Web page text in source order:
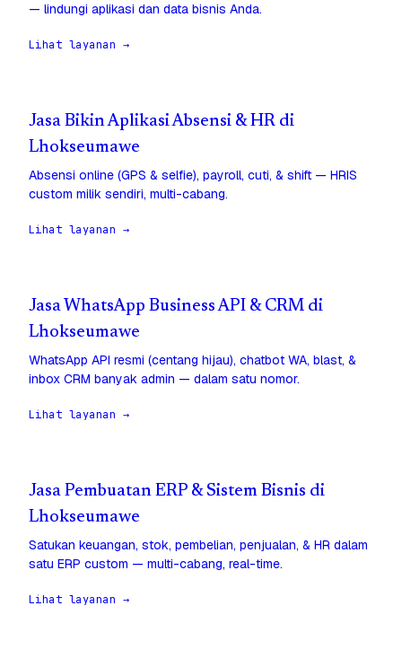
— lindungi aplikasi dan data bisnis Anda.
Lihat layanan →
Jasa Bikin Aplikasi Absensi & HR di
Lhokseumawe
Absensi online (GPS & selfie), payroll, cuti, & shift — HRIS
custom milik sendiri, multi-cabang.
Lihat layanan →
Jasa WhatsApp Business API & CRM di
Lhokseumawe
WhatsApp API resmi (centang hijau), chatbot WA, blast, &
inbox CRM banyak admin — dalam satu nomor.
Lihat layanan →
Jasa Pembuatan ERP & Sistem Bisnis di
Lhokseumawe
Satukan keuangan, stok, pembelian, penjualan, & HR dalam
satu ERP custom — multi-cabang, real-time.
Lihat layanan →